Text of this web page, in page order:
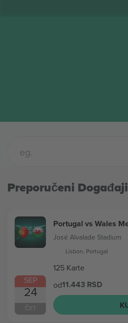
Preporučeni Događaji
SEP
24
ČET
Portugal vs Wales
José Alvalade Stadium
Lisbon, Portugal
125 Karte
od11.443 RSD